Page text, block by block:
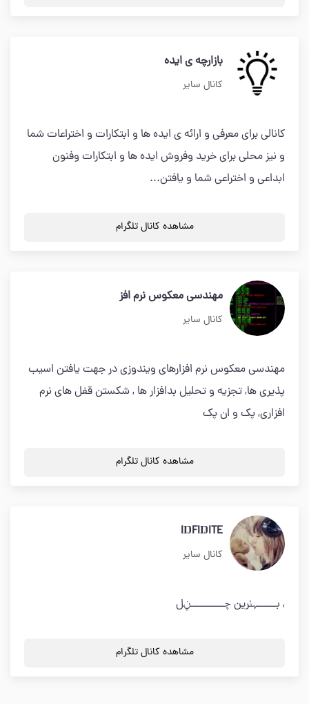
بازارچه ی ایده
کانال سایر
کانالی برای معرفی و ارائه ی ایده ها و ابتکارات و اختراعات شما
و نیز محلی برای خرید وفروش ایده ها و ابتکارات وفنون
ابداعی و اختراعی شما و یافتن...
مشاهده کانال تلگرام
مهندسی معکوس نرم افز
کانال سایر
مهندسی معکوس نرم افزارهای ویندوزی در جهت یافتن اسیب
پذیری ها, تجزیه و تحلیل بدافزار ها , شکستن قفل های نرم
افزاری, پک و ان پک
مشاهده کانال تلگرام
IŊFIŊITE
کانال سایر
, بــــــہٺرين ڇــــــــــݧل
مشاهده کانال تلگرام